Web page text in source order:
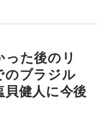
た後のリ
のブラジル
健人に今後